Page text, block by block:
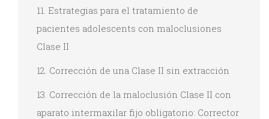
11. Estrategias para el tratamiento de
pacientes adolescents con maloclusiones
Clase II
12. Corrección de una Clase II sin extracción
13. Corrección de la maloclusión Clase II con
aparato intermaxilar fijo obligatorio: Corrector